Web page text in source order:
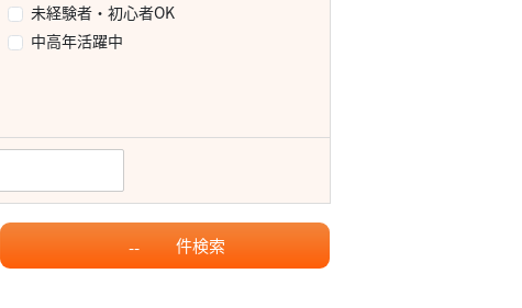
未経験者・初心者OK
中高年活躍中
-- 件検索